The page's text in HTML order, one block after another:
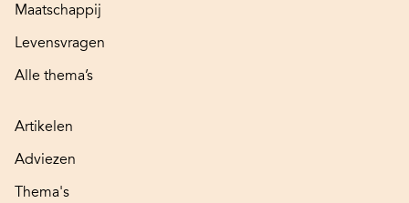
Maatschappij
Levensvragen
Alle thema’s
Artikelen
Adviezen
Thema's